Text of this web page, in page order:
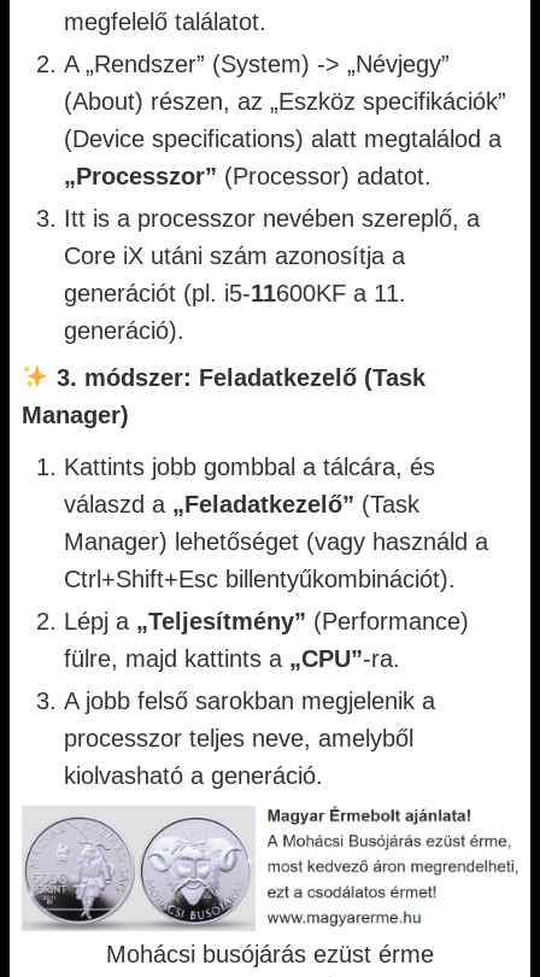
megfelelő találatot.
A „Rendszer” (System) -> „Névjegy”
(About) részen, az „Eszköz specifikációk”
(Device specifications) alatt megtalálod a
„Processzor” (Processor) adatot.
Itt is a processzor nevében szereplő, a
Core iX utáni szám azonosítja a
generációt (pl. i5-11600KF a 11.
generáció).
3. módszer: Feladatkezelő (Task
Manager)
Kattints jobb gombbal a tálcára, és
válaszd a „Feladatkezelő” (Task
Manager) lehetőséget (vagy használd a
Ctrl+Shift+Esc billentyűkombinációt).
Lépj a „Teljesítmény” (Performance)
fülre, majd kattints a „CPU”-ra.
A jobb felső sarokban megjelenik a
processzor teljes neve, amelyből
kiolvasható a generáció.
Mohácsi busójárás ezüst érme